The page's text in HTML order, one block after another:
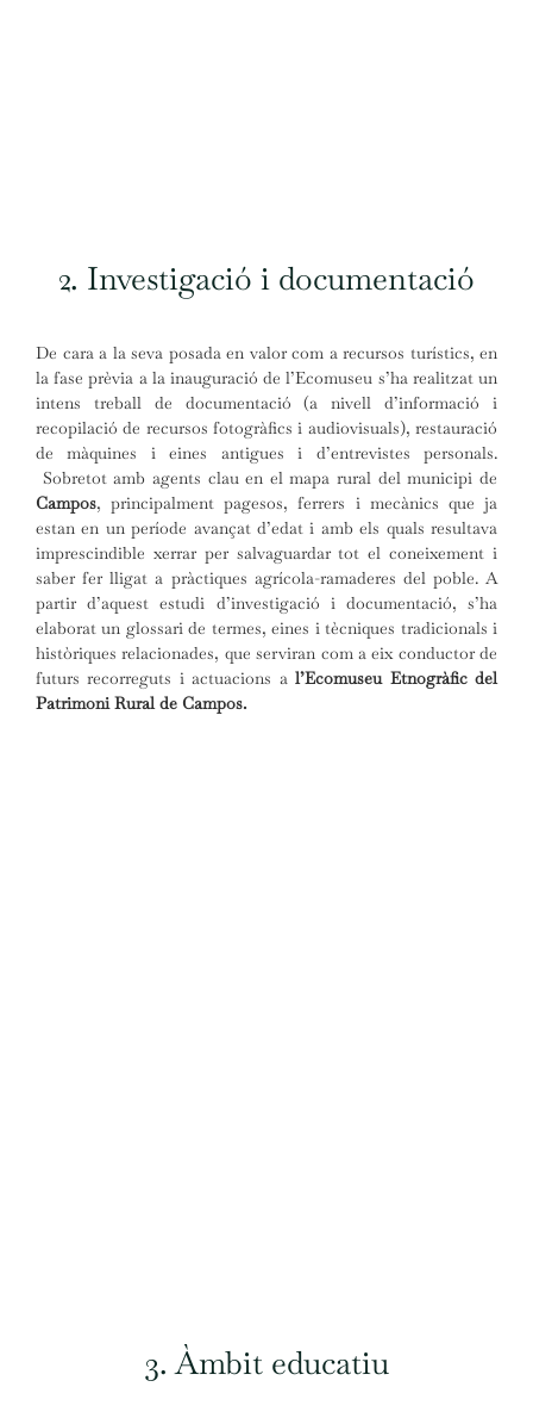
2. Investigació i documentació
De cara a la seva posada en valor com a recursos turístics, en
la fase prèvia a la inauguració de l’Ecomuseu s’ha realitzat un
intens treball de documentació (a nivell d’informació i
recopilació de recursos fotogràfics i audiovisuals), restauració
de màquines i eines antigues i d’entrevistes personals.
Sobretot amb agents clau en el mapa rural del municipi de
Campos, principalment pagesos, ferrers i mecànics que ja
estan en un període avançat d’edat i amb els quals resultava
imprescindible xerrar per salvaguardar tot el coneixement i
saber fer lligat a pràctiques agrícola-ramaderes del poble. A
partir d’aquest estudi d’investigació i documentació, s’ha
elaborat un glossari de termes, eines i tècniques tradicionals i
històriques relacionades, que serviran com a eix conductor de
futurs recorreguts i actuacions al’Ecomuseu Etnogràfic del
Patrimoni Rural de Campos.
3. Àmbit educatiu